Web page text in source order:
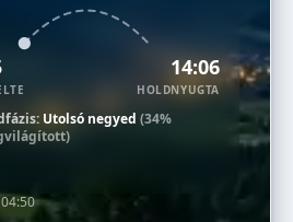
14:06
HOLDNYUGTA
Utolsó negyed (34%